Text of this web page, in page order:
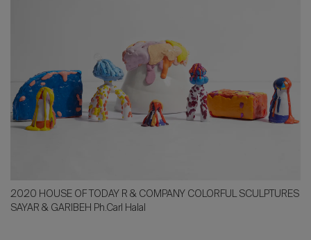
2020 HOUSE OF TODAY R & COMPANY COLORFUL SCULPTURES
SAYAR & GARIBEH Ph.Carl Halal